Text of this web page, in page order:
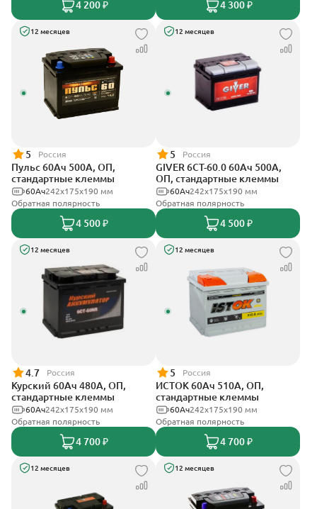
4 200 ₽ 4 300 ₽
12 месяцев
5 Россия
Пульс 60Ач 500А, ОП,
стандартные клеммы
242x175x190 мм
60Ач
Обратная полярность
4 500 ₽
12 месяцев
5 Россия
GIVER 6СТ-60.0 60Ач 500А,
ОП, стандартные клеммы
242х175х190 мм
60Ач
Обратная полярность
4 500 ₽
12 месяцев
4.7 Россия
Курский 60Ач 480А, ОП,
стандартные клеммы
242x175x190 мм
60Ач
Обратная полярность
4 700 ₽
12 месяцев
5 Россия
ИСТОК 60Ач 510А, ОП,
стандартные клеммы
242x175x190 мм
60Ач
Обратная полярность
4 700 ₽
12 месяцев 12 месяцев